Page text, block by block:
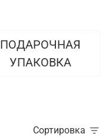
ПОДАРОЧНАЯ
УПАКОВКА
Сортировка